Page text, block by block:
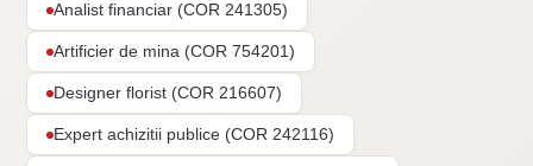
Analist financiar (COR 241305)
Artificier de mina (COR 754201)
Designer florist (COR 216607)
Expert achizitii publice (COR 242116)